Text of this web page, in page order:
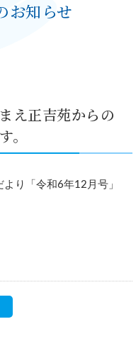
お知らせ
え正吉苑からの
。
り「令和6年12月号」